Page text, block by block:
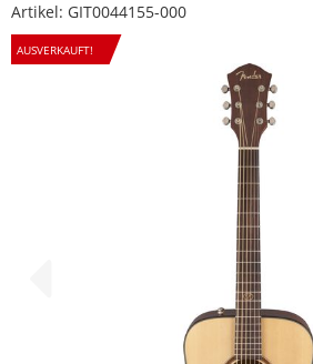
Artikel: GIT0044155-000
AUSVERKAUFT!